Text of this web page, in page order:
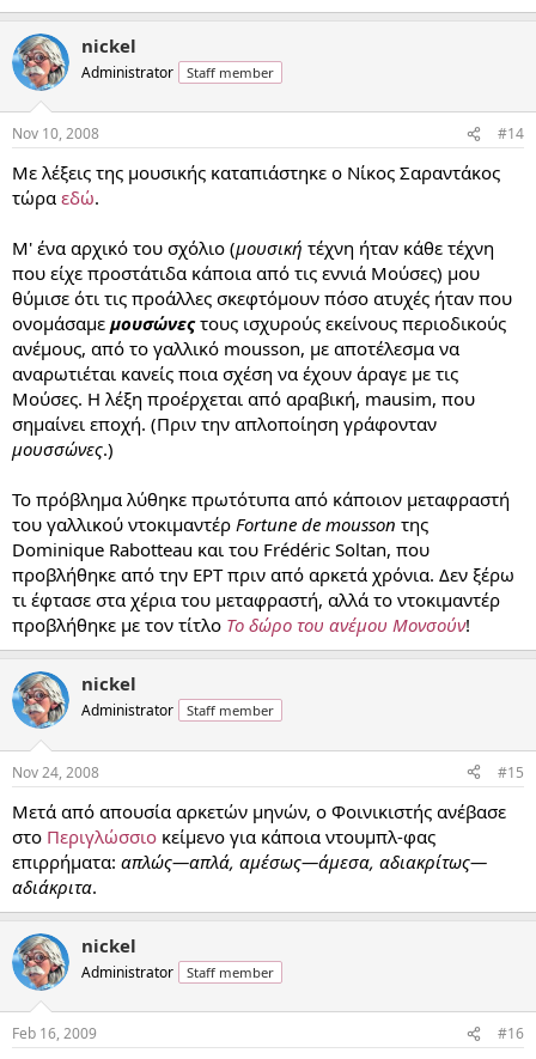
nickel
Administrator Staff member
Nov 10, 2008 #14
Με λέξεις της μουσικής καταπιάστηκε ο Νίκος Σαραντάκος
τώρα εδώ.
Μ' ένα αρχικό του σχόλιο (μουσική τέχνη ήταν κάθε τέχνη
που είχε προστάτιδα κάποια από τις εννιά Μούσες) μου
θύμισε ότι τις προάλλες σκεφτόμουν πόσο ατυχές ήταν που
ονομάσαμε μουσώνεςτους ισχυρούς εκείνους περιοδικούς
ανέμους, από το γαλλικό mousson, με αποτέλεσμα να
αναρωτιέται κανείς ποια σχέση να έχουν άραγε με τις
Μούσες. Η λέξη προέρχεται από αραβική, mausim, που
σημαίνει εποχή. (Πριν την απλοποίηση γράφονταν
μουσσώνες.)
Το πρόβλημα λύθηκε πρωτότυπα από κάποιον μεταφραστή
του γαλλικού ντοκιμαντέρ Fortune de mousson της
Dominique Rabotteau και του Frédéric Soltan, που
προβλήθηκε από την ΕΡΤ πριν από αρκετά χρόνια. Δεν ξέρω
τι έφτασε στα χέρια του μεταφραστή, αλλά το ντοκιμαντέρ
προβλήθηκε με τον τίτλο Το δώρο του ανέμου Μονσούν!
nickel
Administrator Staff member
Nov 24, 2008 #15
Μετά από απουσία αρκετών μηνών, ο Φοινικιστής ανέβασε
στο Περιγλώσσιο κείμενο για κάποια ντουμπλ-φας
επιρρήματα: απλώς—απλά, αμέσως—άμεσα, αδιακρίτως—
αδιάκριτα.
nickel
Administrator Staff member
Feb 16, 2009 #16